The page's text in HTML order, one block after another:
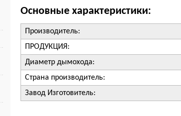
Основные характеристики:
Производитель:
ПРОДУКЦИЯ:
Диаметр дымохода:
Страна производитель:
Завод Изготовитель: